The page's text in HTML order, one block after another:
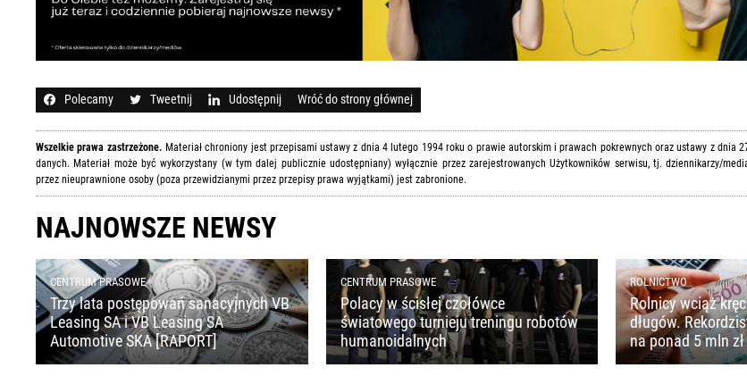
Polecamy Tweetnij Udostępnij Wróć do strony głównej
Wszelkie prawa zastrzeżone. Materiał chroniony jest przepisami ustawy z dnia 4 lutego 1994 roku o prawie autorskim i prawach pokrewnych oraz ustawy z dnia
danych. Materiał może być wykorzystany (w tym dalej publicznie udostępniany) wyłącznie przez zarejestrowanych Użytkowników serwisu, tj. dziennikarzy/
przez nieuprawnione osoby (poza przewidzianymi przez przepisy prawa wyjątkami) jest zabronione.
NAJNOWSZE NEWSY
CENTRUM PRASOWE
Trzy lata postępowań sanacyjnych VB
Leasing SA i VB Leasing SA
Automotive SKA [RAPORT]
CENTRUM PRASOWE
Polacy w ścisłej czołówce
światowego turnieju treningu robotów
humanoidalnych
ROLNICTWO
Rolnicy wciąż
długów.
na ponad 5 mln zł